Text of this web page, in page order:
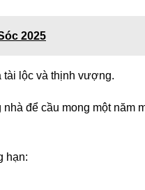
2025
lộc và thịnh vượng.
để cầu mong một năm
hạn: